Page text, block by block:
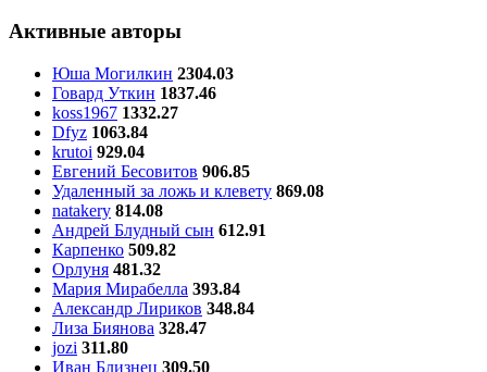
Активные авторы
Юша Могилкин 2304.03
Говард Уткин 1837.46
koss1967 1332.27
Dfyz 1063.84
krutoi 929.04
Евгений Бесовитов 906.85
Удаленный за ложь и клевету 869.08
natakery 814.08
Андрей Блудный сын 612.91
Карпенко 509.82
Орлуня 481.32
Мария Мирабелла 393.84
Александр Лириков 348.84
Лиза Биянова 328.47
jozi 311.80
Иван Близнец 309.50